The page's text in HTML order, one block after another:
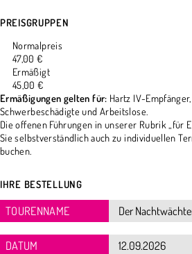
PREISGRUPPEN
Normalpreis
47,00 €
Ermäßigt
45,00 €
Ermäßigungen gelten für: Hartz IV-
Schwerbeschädigte und Arbeitslose.
Die offenen Führungen in unserer Rubrik „für
Sie selbstverständlich auch zu individuellen
buchen.
IHRE BESTELLUNG
TOURENNAME
DATUM